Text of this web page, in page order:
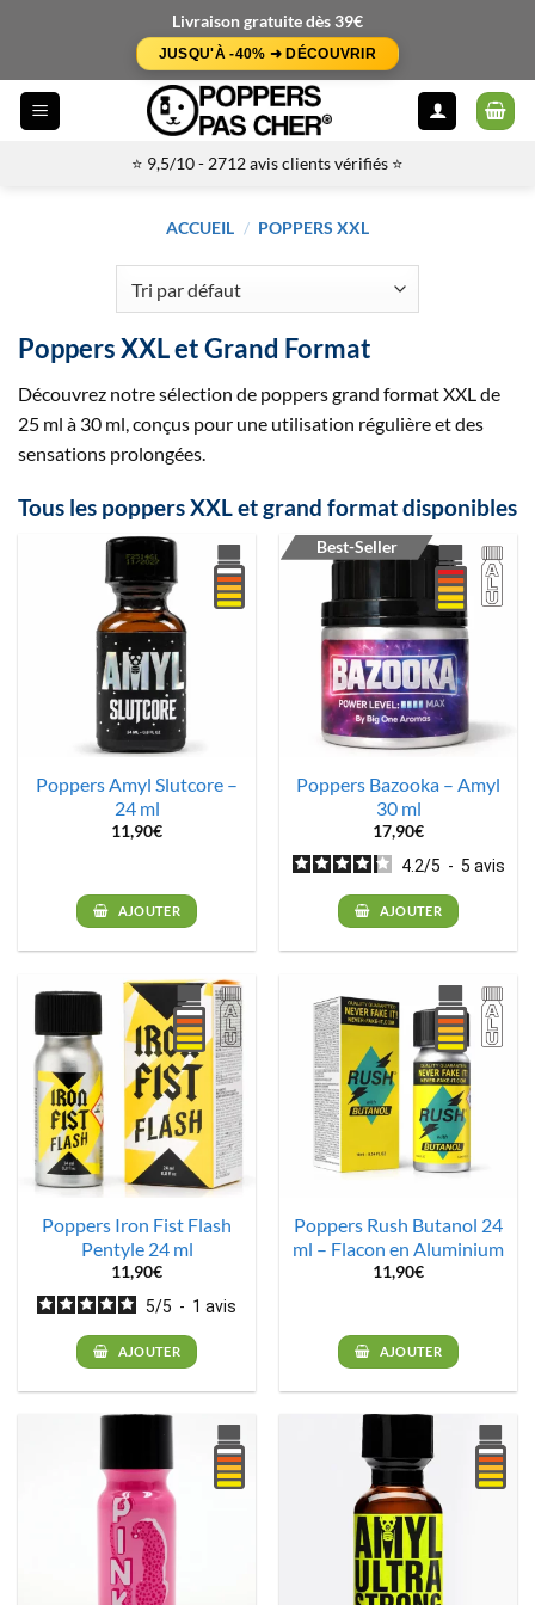
Livraison gratuite dès 39€
JUSQU'À -40% ➜ DÉCOUVRIR
⭐ 9,5/10 - 2712 avis clients vérifiés ⭐
ACCUEIL / POPPERS XXL
Poppers XXL et Grand Format
Découvrez notre sélection de poppers grand format XXL de
25 ml à 30 ml, conçus pour une utilisation régulière et des
sensations prolongées.
Tous les poppers XXL et grand format disponibles
Poppers Amyl Slutcore –
24 ml
11,90€
AJOUTER
Best-Seller
Poppers Bazooka – Amyl
30 ml
17,90€
4.2/5 - 5 avis
AJOUTER
Poppers Iron Fist Flash
Pentyle 24 ml
11,90€
5/5 - 1 avis
AJOUTER
Poppers Rush Butanol 24
ml – Flacon en Aluminium
11,90€
AJOUTER